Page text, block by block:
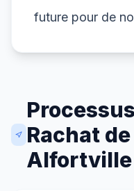
future pour de
Rachat
Alfortville